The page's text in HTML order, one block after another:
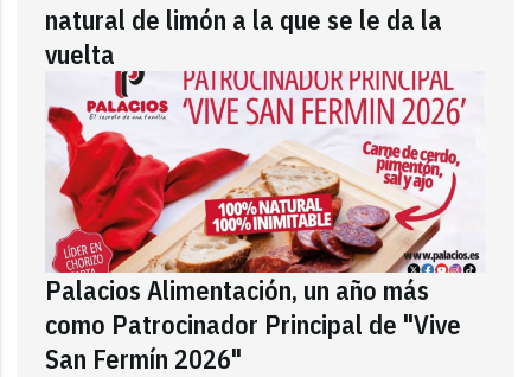
natural de limón a la que se le da la
vuelta
Palacios Alimentación, un año más
como Patrocinador Principal de "Vive
San Fermín 2026"